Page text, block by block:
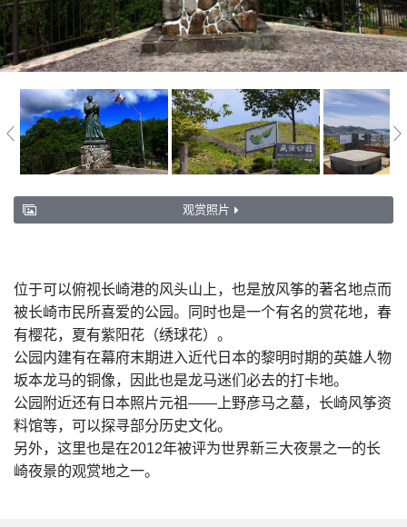
观赏照片
位于可以俯视长崎港的风头山上，也是放风筝的著名地点而
被长崎市民所喜爱的公园。同时也是一个有名的赏花地，春
有樱花，夏有紫阳花（绣球花）。
公园内建有在幕府末期进入近代日本的黎明时期的英雄人物
坂本龙马的铜像，因此也是龙马迷们必去的打卡地。
公园附近还有日本照片元祖——上野彦马之墓，长崎风筝资
料馆等，可以探寻部分历史文化。
另外，这里也是在2012年被评为世界新三大夜景之一的长
崎夜景的观赏地之一。